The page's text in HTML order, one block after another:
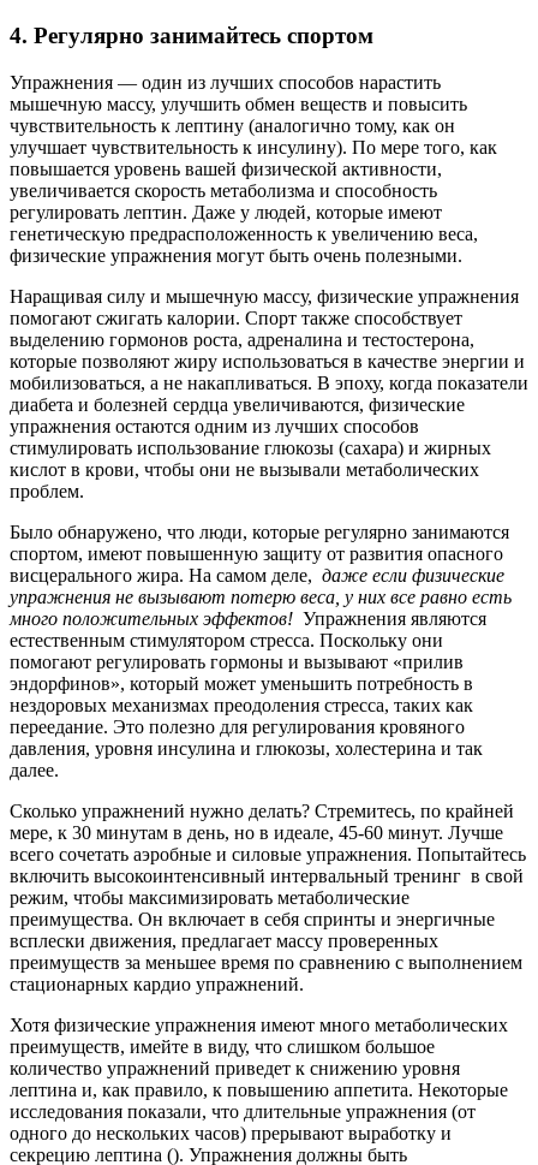
4. Регулярно занимайтесь спортом
Упражнения — один из лучших способов нарастить
мышечную массу, улучшить обмен веществ и повысить
чувствительность к лептину (аналогично тому, как он
улучшает чувствительность к инсулину). По мере того, как
повышается уровень вашей физической активности,
увеличивается скорость метаболизма и способность
регулировать лептин. Даже у людей, которые имеют
генетическую предрасположенность к увеличению веса,
физические упражнения могут быть очень полезными.
Наращивая силу и мышечную массу, физические упражнения
помогают сжигать калории. Спорт также способствует
выделению гормонов роста, адреналина и тестостерона,
которые позволяют жиру использоваться в качестве энергии и
мобилизоваться, а не накапливаться. В эпоху, когда показатели
диабета и болезней сердца увеличиваются, физические
упражнения остаются одним из лучших способов
стимулировать использование глюкозы (сахара) и жирных
кислот в крови, чтобы они не вызывали метаболических
проблем.
Было обнаружено, что люди, которые регулярно занимаются
спортом, имеют повышенную защиту от развития опасного
висцерального жира. На самом деле, даже если физические
упражнения не вызывают потерю веса, у них все равно есть
много положительных эффектов! Упражнения являются
естественным стимулятором стресса. Поскольку они
помогают регулировать гормоны и вызывают «прилив
эндорфинов», который может уменьшить потребность в
нездоровых механизмах преодоления стресса, таких как
переедание. Это полезно для регулирования кровяного
давления, уровня инсулина и глюкозы, холестерина и так
далее.
Сколько упражнений нужно делать? Стремитесь, по крайней
мере, к 30 минутам в день, но в идеале, 45-60 минут. Лучше
всего сочетать аэробные и силовые упражнения. Попытайтесь
включить высокоинтенсивный интервальный тренинг в свой
режим, чтобы максимизировать метаболические
преимущества. Он включает в себя спринты и энергичные
всплески движения, предлагает массу проверенных
преимуществ за меньшее время по сравнению с выполнением
стационарных кардио упражнений.
Хотя физические упражнения имеют много метаболических
преимуществ, имейте в виду, что слишком большое
количество упражнений приведет к снижению уровня
лептина и, как правило, к повышению аппетита. Некоторые
исследования показали, что длительные упражнения (от
одного до нескольких часов) прерывают выработку и
секрецию лептина (). Упражнения должны быть